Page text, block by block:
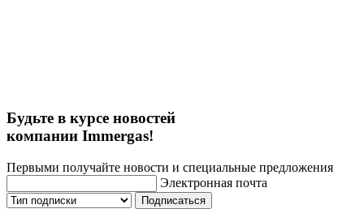
Будьте в курсе новостей
компании Immergas!
Первыми получайте новости и специальные предложения
Электронная почта
Подписаться